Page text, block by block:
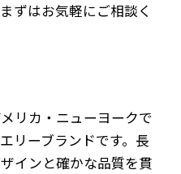
ずはお気軽にご相談く
リカ・ニューヨークで
リーブランドです。長
インと確かな品質を貫